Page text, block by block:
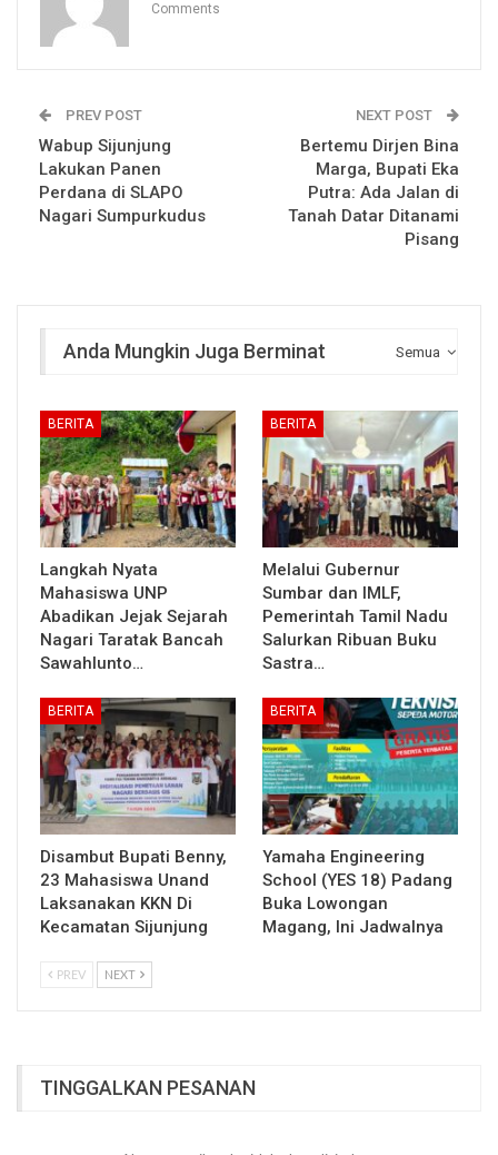
Comments
PREV POST
Wabup Sijunjung
Lakukan Panen
Perdana di SLAPO
Nagari Sumpurkudus
NEXT POST
Bertemu Dirjen Bina
Marga, Bupati Eka
Putra: Ada Jalan di
Tanah Datar Ditanami
Pisang
Semua
Anda Mungkin Juga Berminat
BERITA
Langkah Nyata
Mahasiswa UNP
Abadikan Jejak Sejarah
Nagari Taratak Bancah
Sawahlunto…
BERITA
Melalui Gubernur
Sumbar dan IMLF,
Pemerintah Tamil Nadu
Salurkan Ribuan Buku
Sastra…
BERITA
Disambut Bupati Benny,
23 Mahasiswa Unand
Laksanakan KKN Di
Kecamatan Sijunjung
BERITA
Yamaha Engineering
School (YES 18) Padang
Buka Lowongan
Magang, Ini Jadwalnya
PREV NEXT
TINGGALKAN PESANAN